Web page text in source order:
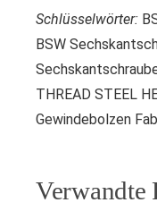
Schlüsselwörter:
BSW
THREAD STEEL
Gewindebolzen
Verwandte